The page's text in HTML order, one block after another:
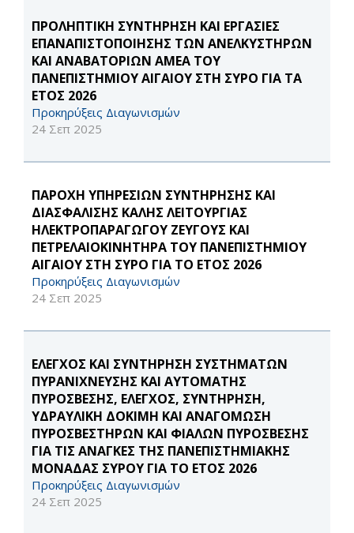
ΠΡΟΛΗΠΤΙΚΗ ΣΥΝΤΗΡΗΣΗ ΚΑΙ ΕΡΓΑΣΙΕΣ
ΕΠΑΝΑΠΙΣΤΟΠΟΙΗΣΗΣ ΤΩΝ ΑΝΕΛΚΥΣΤΗΡΩΝ
ΚΑΙ ΑΝΑΒΑΤΟΡΙΩΝ ΑΜΕΑ ΤΟΥ
ΠΑΝΕΠΙΣΤΗΜΙΟΥ ΑΙΓΑΙΟΥ ΣΤΗ ΣΥΡΟ ΓΙΑ ΤΑ
ΕΤΟΣ 2026
Προκηρύξεις Διαγωνισμών
24 Σεπ 2025
ΠΑΡΟΧΗ ΥΠΗΡΕΣΙΩΝ ΣΥΝΤΗΡΗΣΗΣ ΚΑΙ
ΔΙΑΣΦΑΛΙΣΗΣ ΚΑΛΗΣ ΛΕΙΤΟΥΡΓΙΑΣ
ΗΛΕΚΤΡΟΠΑΡΑΓΩΓΟΥ ΖΕΥΓΟΥΣ ΚΑΙ
ΠΕΤΡΕΛΑΙΟΚΙΝΗΤΗΡΑ ΤΟΥ ΠΑΝΕΠΙΣΤΗΜΙΟΥ
ΑΙΓΑΙΟΥ ΣΤΗ ΣΥΡΟ ΓΙΑ ΤΟ ΕΤΟΣ 2026
Προκηρύξεις Διαγωνισμών
24 Σεπ 2025
ΕΛΕΓΧΟΣ ΚΑΙ ΣΥΝΤΗΡΗΣΗ ΣΥΣΤΗΜΑΤΩΝ
ΠΥΡΑΝΙΧΝΕΥΣΗΣ ΚΑΙ ΑΥΤΟΜΑΤΗΣ
ΠΥΡΟΣΒΕΣΗΣ, ΕΛΕΓΧΟΣ, ΣΥΝΤΗΡΗΣΗ,
ΥΔΡΑΥΛΙΚΗ ΔΟΚΙΜΗ ΚΑΙ ΑΝΑΓΟΜΩΣΗ
ΠΥΡΟΣΒΕΣΤΗΡΩΝ ΚΑΙ ΦΙΑΛΩΝ ΠΥΡΟΣΒΕΣΗΣ
ΓΙΑ ΤΙΣ ΑΝΑΓΚΕΣ ΤΗΣ ΠΑΝΕΠΙΣΤΗΜΙΑΚΗΣ
ΜΟΝΑΔΑΣ ΣΥΡΟΥ ΓΙΑ ΤΟ ΕΤΟΣ 2026
Προκηρύξεις Διαγωνισμών
24 Σεπ 2025